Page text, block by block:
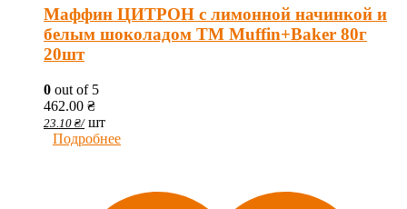
Маффин ЦИТРОН с лимонной начинкой и
белым шоколадом ТМ Muffin+Baker 80г
20шт
0 out of 5
462.00 ₴
23.10 ₴/ шт
Подробнее